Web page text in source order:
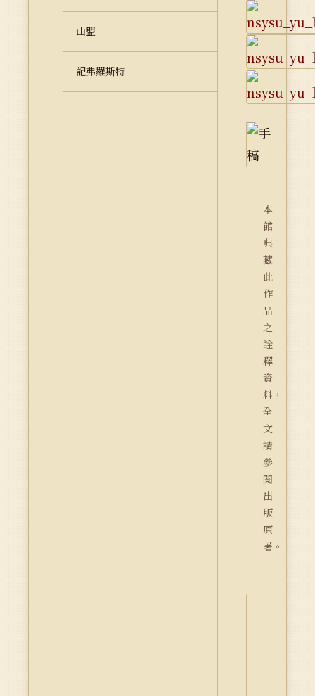
山盟
記弗羅斯特
本
館
典
藏
此
作
品
之
詮
釋
資
料，
全
文
請
參
閱
出
版
原
著。